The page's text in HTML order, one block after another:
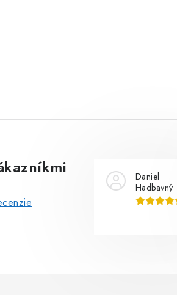
Daniel
Hadbavný